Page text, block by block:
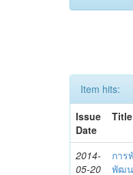
Item hits:
Issue
Date
Title
2014-
05-20
การ
พัฒน